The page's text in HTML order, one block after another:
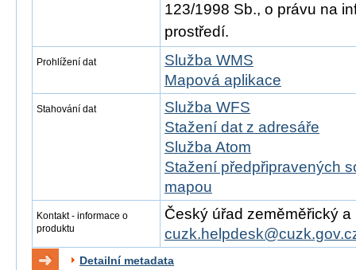
123/1998 Sb., o právu na
prostředí.
Prohlížení dat
Služba WMS
Mapová aplikace
Stahování dat
Služba WFS
Stažení dat z adresáře
Služba Atom
Stažení předpřipravených
mapou
Kontakt - informace o
produktu
Český úřad zeměměřický
Detailní metadata